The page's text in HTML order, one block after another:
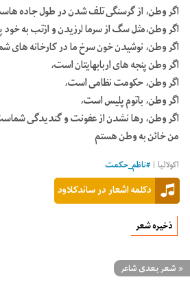
اگر وطن، از گرسنگی تلف شدن در طول جاده
اگر وطن،مثل سگ از سرما لرزیدن و ازتب به
اگر وطن، نوشیدن خون سرخ ما در کارخانه های
اگر وطن پنجه های اربابهایتان است،
اگر وطن، حکومت نظامی است،
اگر وطن، باتوم پلیس است،
اگر وطن، رها نشدن از عفونت و گندیدگی
من خائن به وطن هستم
اکولالیا |
#ناظم_حکمت
دکلمه اشعار در ساندکلاود
ذخیره شعر
« شعر بعدی شاعر